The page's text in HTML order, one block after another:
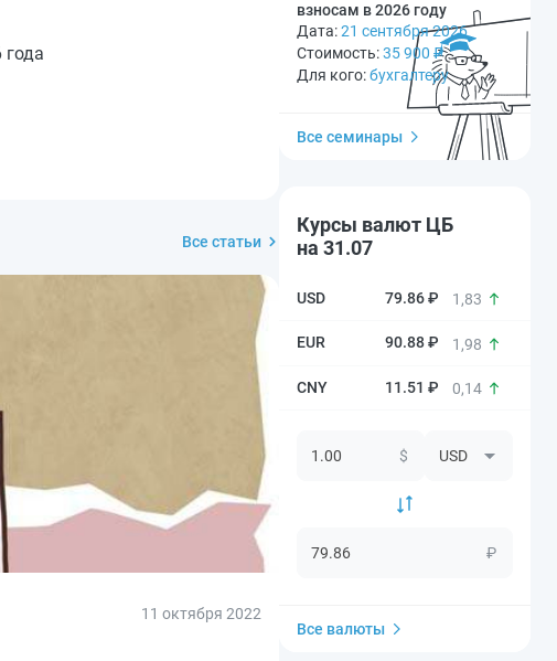
Все статьи
11 октября 2022
взносам в 2026 году
Дата:21 сентября 2026
Стоимость:35 900 ₽
Для кого:бухгалтеру
Все семинары
Курсы валют ЦБ
на 31.07
79.86 ₽ 1,83
90.88 ₽ 1,98
11.51 ₽ 0,14
$
₽
Все валюты